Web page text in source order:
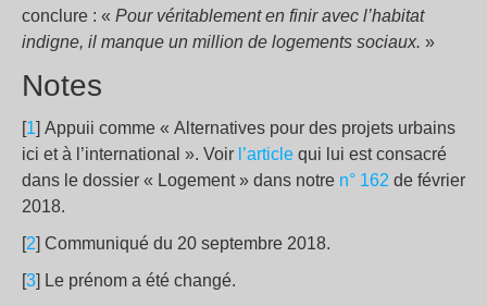
conclure : « Pour véritablement en finir avec l’habitat
indigne, il manque un million de logements sociaux. »
Notes
[1] Appuii comme « Alternatives pour des projets urbains
ici et à l’international ». Voir l’article qui lui est consacré
dans le dossier « Logement » dans notre n° 162 de février
2018.
[2] Communiqué du 20 septembre 2018.
[3] Le prénom a été changé.